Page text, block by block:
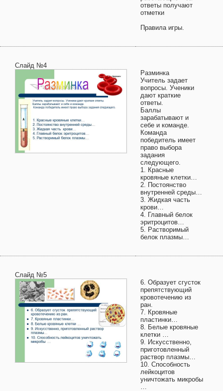
ответы получают
отметки
Правила игры.
Слайд №4
Разминка
Учитель задает
вопросы. Ученики
дают краткие
ответы.
Баллы
зарабатывают и
себе и команде.
Команда
победитель имеет
право выбора
задания
следующего.
1. Красные
кровяные клетки…
2. Постоянство
внутренней среды…
3. Жидкая часть
крови…
4. Главный белок
эритроцитов…
5. Растворимый
белок плазмы…
Слайд №5
6. Образует сгусток
препятствующий
кровотечению из
ран.
7. Кровяные
пластинки…
8. Белые кровяные
клетки …
9. Искусственно,
приготовленный
раствор плазмы…
10. Способность
лейкоцитов
уничтожать микробы
…